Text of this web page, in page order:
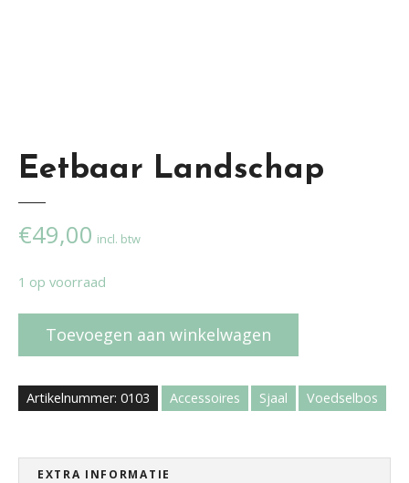
Eetbaar Landschap
€49,00 incl. btw
1 op voorraad
b
a
r
Toevoegen aan winkelwagen
Artikelnummer: 0103 Accessoires Sjaal Voedselbos
EXTRA INFORMATIE